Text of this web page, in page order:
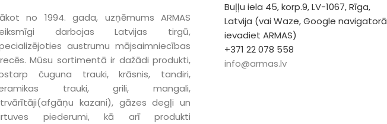
no 1994. gada, uzņēmums ARMAS
darbojas Latvijas tirgū,
austrumu mājsaimniecības
Mūsu sortimentā ir dažādi produkti,
čuguna trauki, krāsnis, tandiri,
trauki, grili, mangali,
kazani), gāzes degļi un
piederumi, kā arī produkti
Buļļu iela 45, korp.9, LV-1067, Rīga,
Latvija (vai Waze, Google navigatorā
ievadiet ARMAS)
+371 22 078 558
info@armas.lv